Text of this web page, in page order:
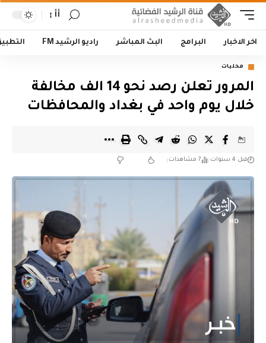
أأ
اخر الاخبار البرامج البث المباشر راديو الرشيد FM
محليات
المرور تعلن رصد نحو 14 الف مخالفة
خلال يوم واحد في بغداد والمحافظات
قبل 4 سنوات 7 مشاهدات